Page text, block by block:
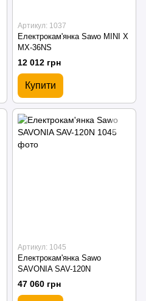
Артикул: 1037
Електрокам'янка Sawo MINI X
MX-36NS
12 012 грн
Купити
Артикул: 1045
Електрокам'янка Sawo
SAVONIA SAV-120N
47 060 грн